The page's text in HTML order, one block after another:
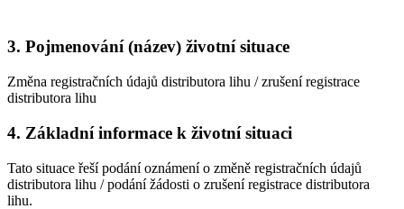
3. Pojmenování (název) životní situace
Změna registračních údajů distributora lihu / zrušení registrace
distributora lihu
4. Základní informace k životní situaci
Tato situace řeší podání oznámení o změně registračních údajů
distributora lihu / podání žádosti o zrušení registrace distributora
lihu.